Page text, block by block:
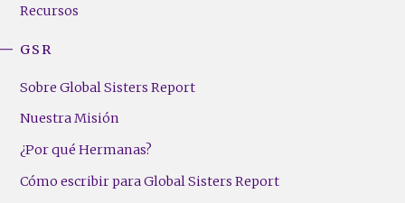
Recursos
GSR
Sobre Global Sisters Report
Nuestra Misión
¿Por qué Hermanas?
Cómo escribir para Global Sisters Report